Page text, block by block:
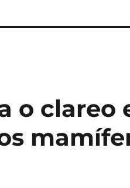
o clareo